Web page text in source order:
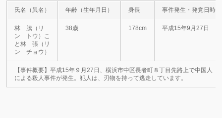
氏名（異名） 年齢（生年月日） 身長 事件発生・発覚日時
林 騰（リ
ン トウ）こ
と林 張（リ
ン チョウ）
38歳 178cm 平成15年9月27日
【事件概要】平成15年９月27日、横浜市中区長者町８丁目先路上で中国人
による殺人事件が発生。犯人は、刃物を持って逃走しています。